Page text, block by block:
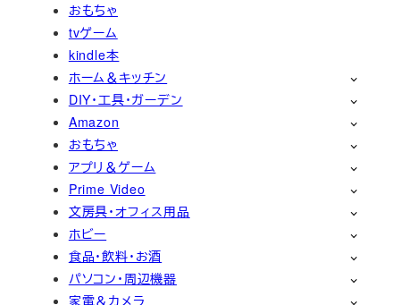
おもちゃ
tvゲーム
kindle本
ホーム＆キッチン
DIY・工具・ガーデン
Amazon
おもちゃ
アプリ＆ゲーム
Prime Video
文房具・オフィス用品
ホビー
食品・飲料・お酒
パソコン・周辺機器
家電＆カメラ